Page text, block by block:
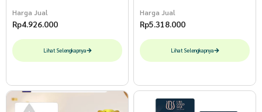
Harga Jual
Rp4.926.000
Lihat Selengkapnya
Harga Jual
Rp5.318.000
Lihat Selengkapnya